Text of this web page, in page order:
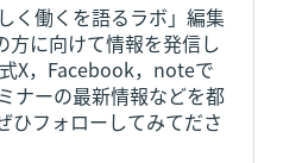
く働くを語るラボ」編集
方に向けて情報を発信し
X，Facebook，noteで
ナーの最新情報などを都
ひフォローしてみてださ